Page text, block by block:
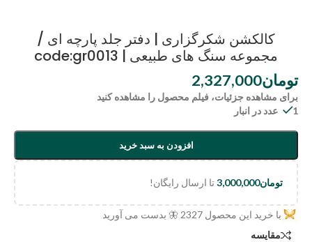
کالکشن شکرگزاری | دفتر جلد پارچه ای /
مجموعه سنگ های طبیعی | code:gr0013
تومان2,327,000
برای مشاهده جزئیات، فیلم محصول را مشاهده کنید
1 عدد در انبار
افزودن به سبد خرید
تومان3,000,000تا ارسال رایگان!
با خرید این محصول 2327 🦋 بدست می آورید
مقایسه